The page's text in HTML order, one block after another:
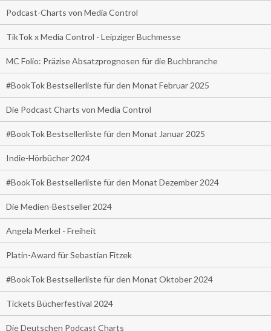
Podcast-Charts von Media Control
TikTok x Media Control - Leipziger Buchmesse
MC Folio: Präzise Absatzprognosen für die Buchbranche
#BookTok Bestsellerliste für den Monat Februar 2025
Die Podcast Charts von Media Control
#BookTok Bestsellerliste für den Monat Januar 2025
Indie-Hörbücher 2024
#BookTok Bestsellerliste für den Monat Dezember 2024
Die Medien-Bestseller 2024
Angela Merkel - Freiheit
Platin-Award für Sebastian Fitzek
#BookTok Bestsellerliste für den Monat Oktober 2024
Tickets Bücherfestival 2024
Die Deutschen Podcast Charts